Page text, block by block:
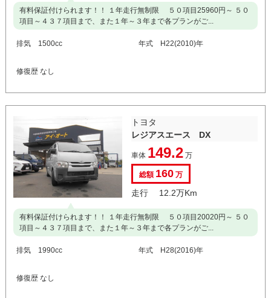
有料保証付けられます！！ １年走行無制限 ５０項目25960円～ ５０
項目～４３７項目まで、また１年～３年まで各プランがご...
排気 1500cc 年式 H22(2010)年
修復歴 なし
トヨタ
レジアスエース DX
車体 149.2万
総額 160万
走行 12.2万Km
有料保証付けられます！！ １年走行無制限 ５０項目20020円～ ５０
項目～４３７項目まで、また１年～３年まで各プランがご...
排気 1990cc 年式 H28(2016)年
修復歴 なし